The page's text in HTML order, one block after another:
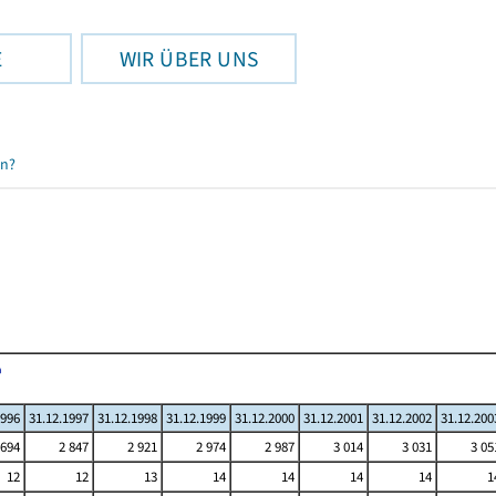
WIR ÜBER UNS
31.12.1997 31.12.1998 31.12.1999 31.12.2000 31.12.2001 31.12.2002
2 847 2 921 2 974 2 987 3 014 3 031
3
12
12 13 14 14 14 14